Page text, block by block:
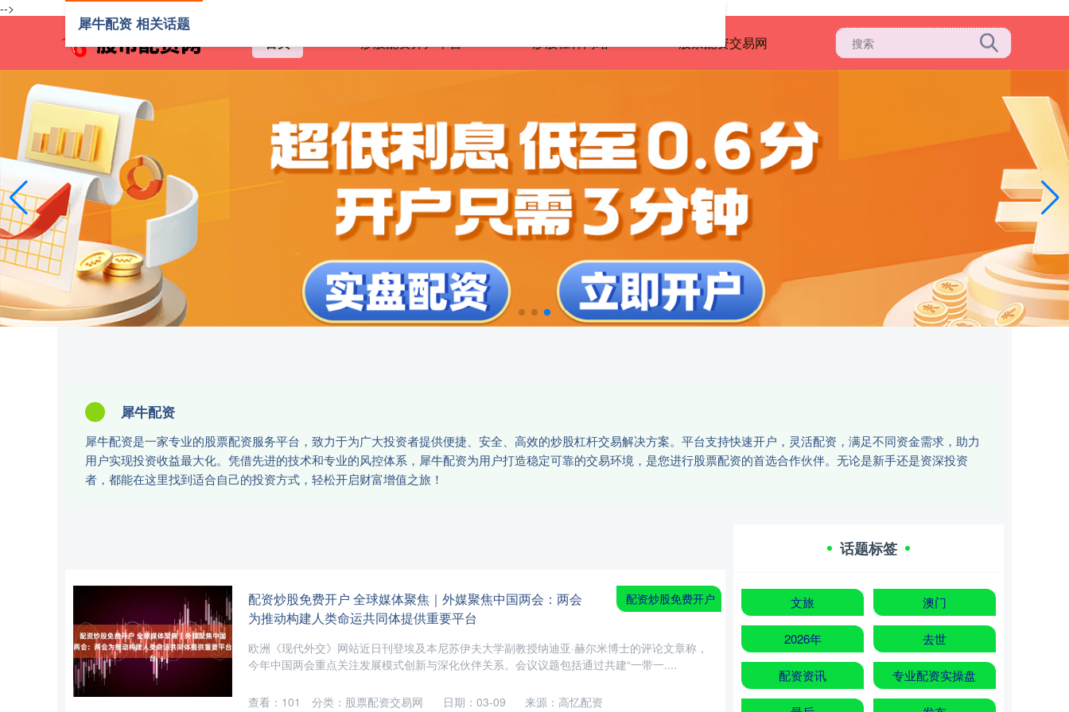
-->
首页 炒股配资开户平台 炒股杠杆网站 股票配资交易网
犀牛配资
犀牛配资是一家专业的股票配资服务平台，致力于为广大投资者提供便捷、安全、高效的炒股杠杆交易解决方案。平台支持快速开户，灵活配资，满足不同资金需求，助力
用户实现投资收益最大化。凭借先进的技术和专业的风控体系，犀牛配资为用户打造稳定可靠的交易环境，是您进行股票配资的首选合作伙伴。无论是新手还是资深投资
者，都能在这里找到适合自己的投资方式，轻松开启财富增值之旅！
犀牛配资 相关话题
配资炒股免费开户 全球媒体聚焦｜外媒聚焦中国两会：两会
为推动构建人类命运共同体提供重要平台
欧洲《现代外交》网站近日刊登埃及本尼苏伊夫大学副教授纳迪亚·赫尔米博士的评论文章称，
今年中国两会重点关注发展模式创新与深化伙伴关系。会议议题包括通过共建“一带一....
配资炒股免费开户
日期：03-09 来源：高忆配资
查看： 101 分类： 股票配资交易网
话题标签
文旅 澳门
2026年 去世
配资资讯 专业配资实操盘